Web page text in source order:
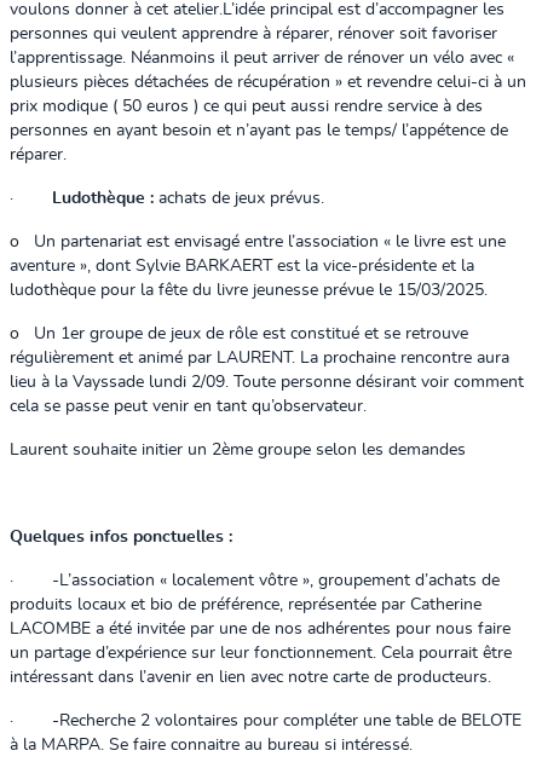
voulons donner à cet atelier.L’idée principal est d’accompagner les
personnes qui veulent apprendre à réparer, rénover soit favoriser
l’apprentissage. Néanmoins il peut arriver de rénover un vélo avec «
plusieurs pièces détachées de récupération » et revendre celui-ci à un
prix modique ( 50 euros ) ce qui peut aussi rendre service à des
personnes en ayant besoin et n’ayant pas le temps/ l’appétence de
réparer.
· Ludothèque : achats de jeux prévus.
o
Un partenariat est envisagé entre l’association « le livre est une
aventure », dont Sylvie BARKAERT est la vice-présidente et la
ludothèque pour la fête du livre jeunesse prévue le 15/03/2025.
o
Un 1er groupe de jeux de rôle est constitué et se retrouve
régulièrement et animé par LAURENT. La prochaine rencontre aura
lieu à la Vayssade lundi 2/09. Toute personne désirant voir comment
cela se passe peut venir en tant qu’observateur.
Laurent souhaite initier un 2ème groupe selon les demandes
Quelques infos ponctuelles :
· - L’association « localement vôtre », groupement d’achats de
produits locaux et bio de préférence, représentée par Catherine
LACOMBE a été invitée par une de nos adhérentes pour nous faire
un partage d’expérience sur leur fonctionnement. Cela pourrait être
intéressant dans l’avenir en lien avec notre carte de producteurs.
· - Recherche 2 volontaires pour compléter une table de BELOTE
à la MARPA. Se faire connaitre au bureau si intéressé.